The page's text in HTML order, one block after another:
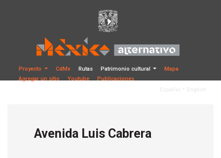
Proyecto CdMx Rutas Patrimonio cultural
Mapa
Agregar un sitio
Youtube
Publicaciones
Avenida Luis Cabrera